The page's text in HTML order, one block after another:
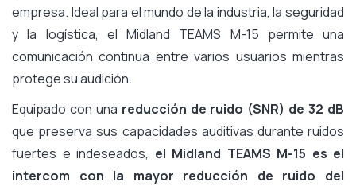
empresa. Ideal para el mundo de la industria, la seguridad
y la logística, el Midland TEAMS M-15 permite una
comunicación continua entre varios usuarios mientras
protege su audición.
Equipado con una reducción de ruido (SNR) de 32 dB
que preserva sus capacidades auditivas durante ruidos
fuertes e indeseados, el Midland TEAMS M-15 es el
intercom con la mayor reducción de ruido del